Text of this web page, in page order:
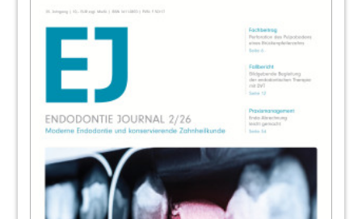
Dr. Markus Lietzau, M.Sc., Margarita Lietzau,
Fatima Azofra
Komet Dental
24Die postendodontische Erkrankung und
die Bedeutung der DVT für die Diagnose
Dr. med. dent. Nina van Sprundel
Die Treppe zum Apex – Revision